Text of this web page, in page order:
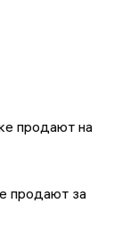
продают на
продают за